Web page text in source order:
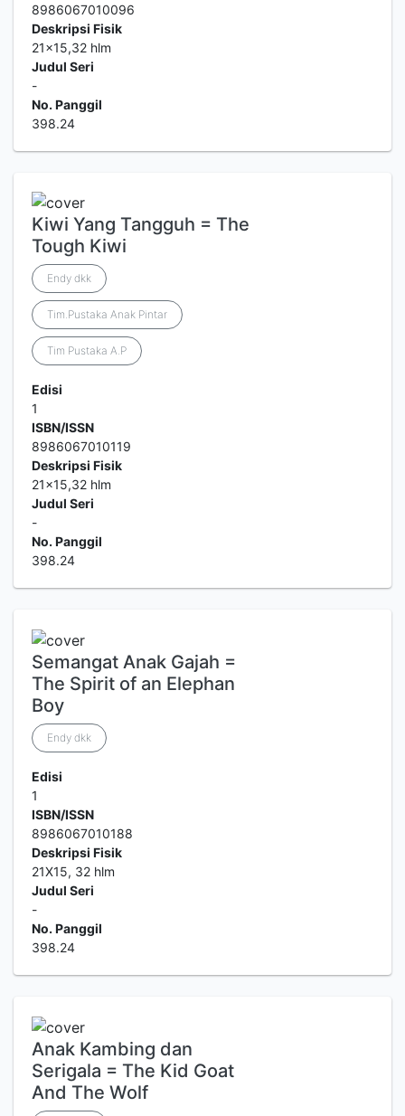
8986067010096
Deskripsi Fisik
21x15,32 hlm
Judul Seri
-
No. Panggil
398.24
Kiwi Yang Tangguh = The
Tough Kiwi
Endy dkk
Tim.Pustaka Anak Pintar
Tim Pustaka A.P
Edisi
1
ISBN/ISSN
8986067010119
Deskripsi Fisik
21x15,32 hlm
Judul Seri
-
No. Panggil
398.24
Semangat Anak Gajah =
The Spirit of an Elephan
Boy
Endy dkk
Edisi
1
ISBN/ISSN
8986067010188
Deskripsi Fisik
21X15, 32 hlm
Judul Seri
-
No. Panggil
398.24
Anak Kambing dan
Serigala = The Kid Goat
And The Wolf